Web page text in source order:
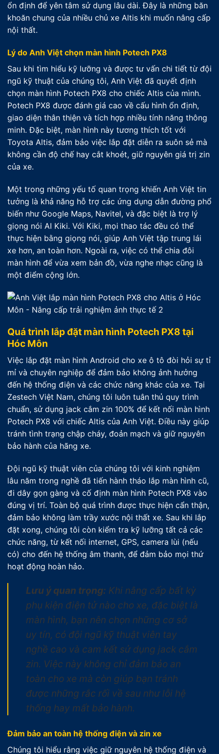
ổn định để yên tâm sử dụng lâu dài. Đây là những băn
khoăn chung của nhiều chủ xe Altis khi muốn nâng cấp
nội thất.
Lý do Anh Việt chọn màn hình Potech PX8
Sau khi tìm hiểu kỹ lưỡng và được tư vấn chi tiết từ đội
ngũ kỹ thuật của chúng tôi, Anh Việt đã quyết định
chọn màn hình Potech PX8 cho chiếc Altis của mình.
Potech PX8 được đánh giá cao về cấu hình ổn định,
giao diện thân thiện và tích hợp nhiều tính năng thông
minh. Đặc biệt, màn hình này tương thích tốt với
Toyota Altis, đảm bảo việc lắp đặt diễn ra suôn sẻ mà
không cần độ chế hay cắt khoét, giữ nguyên giá trị zin
của xe.
Một trong những yếu tố quan trọng khiến Anh Việt tin
tưởng là khả năng hỗ trợ các ứng dụng dẫn đường phổ
biến như Google Maps, Navitel, và đặc biệt là trợ lý
giọng nói AI Kiki. Với Kiki, mọi thao tác đều có thể
thực hiện bằng giọng nói, giúp Anh Việt tập trung lái
xe hơn, an toàn hơn. Ngoài ra, việc có thể chia đôi
màn hình để vừa xem bản đồ, vừa nghe nhạc cũng là
một điểm cộng lớn.
Quá trình lắp đặt màn hình Potech PX8 tại
Hóc Môn
Việc lắp đặt màn hình Android cho xe ô tô đòi hỏi sự tỉ
mỉ và chuyên nghiệp để đảm bảo không ảnh hưởng
đến hệ thống điện và các chức năng khác của xe. Tại
Zestech Việt Nam, chúng tôi luôn tuân thủ quy trình
chuẩn, sử dụng jack cắm zin 100% để kết nối màn hình
Potech PX8 với chiếc Altis của Anh Việt. Điều này giúp
tránh tình trạng chập cháy, đoản mạch và giữ nguyên
bảo hành của hãng xe.
Đội ngũ kỹ thuật viên của chúng tôi với kinh nghiệm
lâu năm trong nghề đã tiến hành tháo lắp màn hình cũ,
đi dây gọn gàng và cố định màn hình Potech PX8 vào
đúng vị trí. Toàn bộ quá trình được thực hiện cẩn thận,
đảm bảo không làm trầy xước nội thất xe. Sau khi lắp
đặt xong, chúng tôi còn kiểm tra kỹ lưỡng tất cả các
chức năng, từ kết nối internet, GPS, camera lùi (nếu
có) cho đến hệ thống âm thanh, để đảm bảo mọi thứ
hoạt động hoàn hảo.
Lưu ý quan trọng: Khi nâng cấp bất kỳ
phụ kiện điện tử nào cho xe, đặc biệt là
màn hình, bạn nên chọn những cơ sở
uy tín, có đội ngũ kỹ thuật viên tay
nghề cao và cam kết sử dụng jack cắm
zin. Việc này không chỉ đảm bảo an
toàn cho xe mà còn giúp bạn tránh
được những rắc rối về sau như lỗi hệ
thống hay mất bảo hành.
Đảm bảo an toàn hệ thống điện và zin xe
Chúng tôi hiểu rằng việc giữ nguyên hệ thống điện và